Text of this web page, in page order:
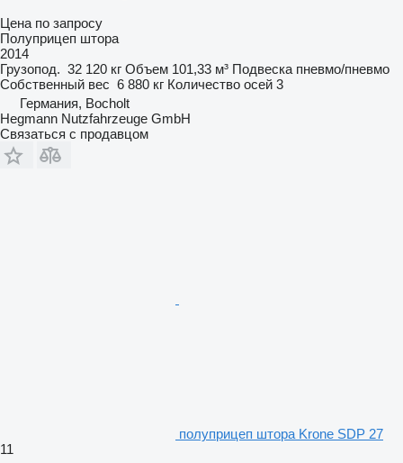
Цена по запросу
Полуприцеп штора
2014
Грузопод. 32 120 кг Объем 101,33 м³ Подвеска пневмо/пневмо
Собственный вес 6 880 кг Количество осей 3
Германия, Bocholt
Hegmann Nutzfahrzeuge GmbH
Связаться с продавцом
полуприцеп штора Krone SDP 27
11